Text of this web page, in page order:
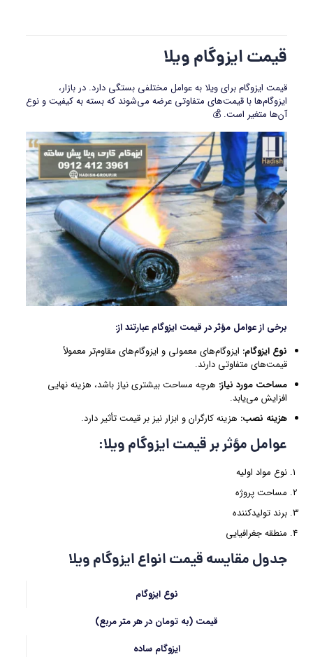
قیمت ایزوگام ویلا
قیمت ایزوگام برای ویلا به عوامل مختلفی بستگی دارد. در بازار،
ایزوگام‌ها با قیمت‌های متفاوتی عرضه می‌شوند که بسته به کیفیت و نوع
آن‌ها متغیر است. 💰
برخی از عوامل مؤثر در قیمت ایزوگام عبارتند از:
نوع ایزوگام: ایزوگام‌های معمولی و ایزوگام‌های مقاوم‌تر معمولاً
قیمت‌های متفاوتی دارند.
مساحت مورد نیاز: هرچه مساحت بیشتری نیاز باشد، هزینه نهایی
افزایش می‌یابد.
هزینه نصب: هزینه کارگران و ابزار نیز بر قیمت تأثیر دارد.
عوامل مؤثر بر قیمت ایزوگام ویلا:
نوع مواد اولیه
مساحت پروژه
برند تولیدکننده
منطقه جغرافیایی
جدول مقایسه قیمت انواع ایزوگام ویلا
نوع ایزوگام
قیمت (به تومان در هر متر مربع)
ایزوگام ساده